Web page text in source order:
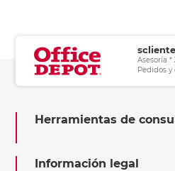
Asesoría *
Pedidos
Herramientas de
Información legal